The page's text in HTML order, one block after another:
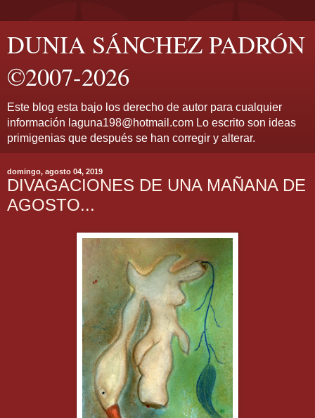
DUNIA SÁNCHEZ PADRÓN
©2007-2026
Este blog esta bajo los derecho de autor para cualquier
información laguna198@hotmail.com Lo escrito son ideas
primigenias que después se han corregir y alterar.
domingo, agosto 04, 2019
DIVAGACIONES DE UNA MAÑANA DE
AGOSTO...